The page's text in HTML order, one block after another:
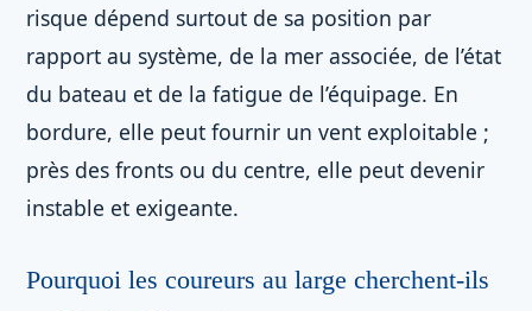
risque dépend surtout de sa position par
rapport au système, de la mer associée, de l’état
du bateau et de la fatigue de l’équipage. En
bordure, elle peut fournir un vent exploitable ;
près des fronts ou du centre, elle peut devenir
instable et exigeante.
Pourquoi les coureurs au large cherchent-ils